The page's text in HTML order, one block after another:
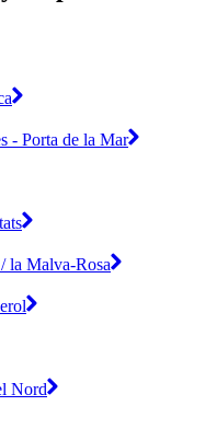
- Porta de la Mar
la Malva-Rosa
Nord